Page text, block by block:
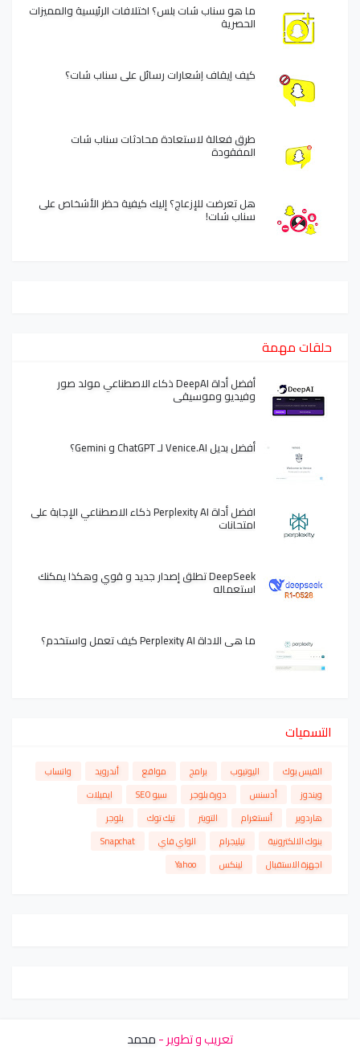
ما هو سناب شات بلس؟ اختلافات الرئيسية والمميزات
الحصرية
كيف إيقاف إشعارات رسائل على سناب شات؟
طرق فعالة لاستعادة محادثات سناب شات
المفقودة
هل تعرضت للإزعاج؟ إليك كيفية حظر الأشخاص على
سناب شات!
حلقات مهمة
أفضل أداة DeepAI ذكاء الاصطناعي مولد صور
وفيديو وموسيقى
أفضل بديل Venice.AI لـ ChatGPT و Gemini؟
افضل أداة Perplexity AI ذكاء الاصطناعي الإجابة على
امتحانات
DeepSeek تطلق إصدار جديد و قوي وهكذا يمكنك
استعماله
ما هي الاداة Perplexity AI كيف تعمل واستخدم؟
التسميات
الفيس بوك اليوتيوب برامج مواقع أندرويد
واتساب
ويندوز
أدسنس دورة بلوجر سيو SEO
ايميلات
هاردوير
أنستغرام التويتر تيك توك
بلوجر
بنوك الالكترونية
تيليجرام الواي فاي
Snapchat
اجهزة الاستقبال
لينكس Yahoo
تعريب و تطوير -محمد